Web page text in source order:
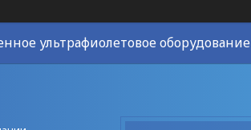
ультрафиолетовое оборудование